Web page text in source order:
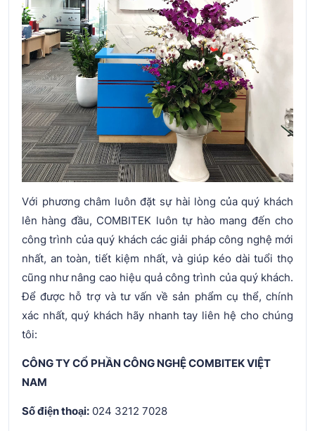
Với phương châm luôn đặt sự hài lòng của quý khách
lên hàng đầu, COMBITEK luôn tự hào mang đến cho
công trình của quý khách các giải pháp công nghệ mới
nhất, an toàn, tiết kiệm nhất, và giúp kéo dài tuổi thọ
cũng như nâng cao hiệu quả công trình của quý khách.
Để được hỗ trợ và tư vấn về sản phẩm cụ thể, chính
xác nhất, quý khách hãy nhanh tay liên hệ cho chúng
tôi:
CÔNG TY CỔ PHẦN CÔNG NGHỆ COMBITEK VIỆT
NAM
Số điện thoại: 024 3212 7028